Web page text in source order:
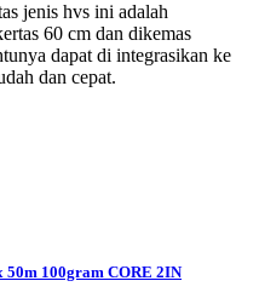
jenis hvs ini adalah
60 cm dan dikemas
dapat di integrasikan ke
dan cepat.
50m 100gram CORE 2IN